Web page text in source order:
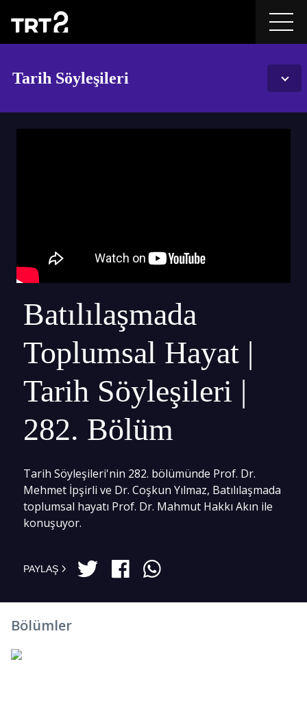
Tarih Söyleşileri
Batılılaşmada
Toplumsal Hayat |
Tarih Söyleşileri |
282. Bölüm
Tarih Söyleşileri'nin 282. bölümünde Prof. Dr.
Mehmet İpşirli ve Dr. Coşkun Yılmaz, Batılılaşmada
toplumsal hayatı Prof. Dr. Mahmut Hakkı Akın ile
konuşuyor.
PAYLAŞ
Bölümler